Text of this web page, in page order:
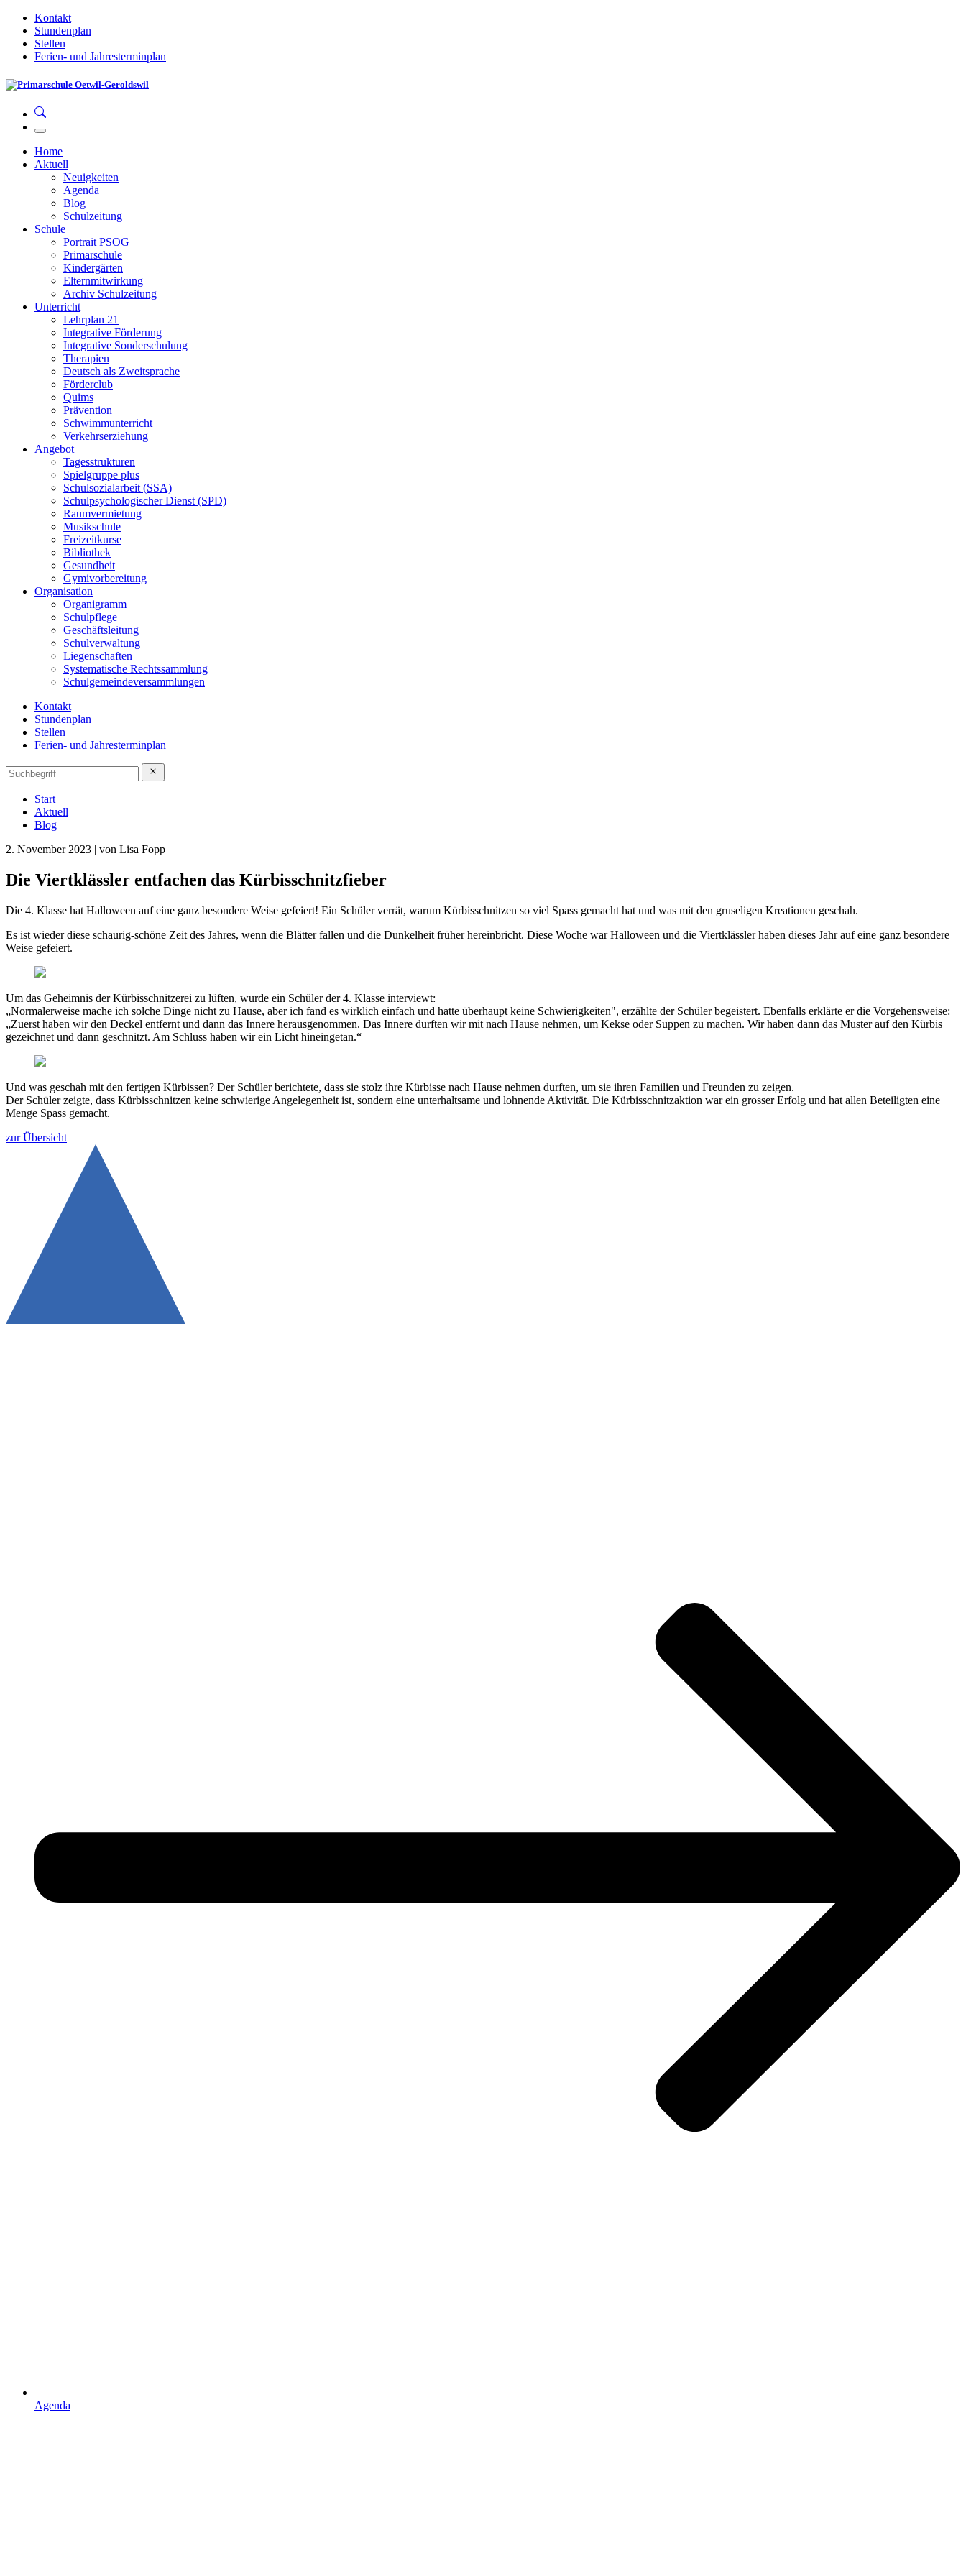
Kontakt
Stundenplan
Stellen
Ferien- und Jahresterminplan
Home
Aktuell
Neuigkeiten
Agenda
Blog
Schulzeitung
Schule
Portrait PSOG
Primarschule
Kindergärten
Elternmitwirkung
Archiv Schulzeitung
Unterricht
Lehrplan 21
Integrative Förderung
Integrative Sonderschulung
Therapien
Deutsch als Zweitsprache
Förderclub
Quims
Prävention
Schwimmunterricht
Verkehrserziehung
Angebot
Tagesstrukturen
Spielgruppe plus
Schulsozialarbeit (SSA)
Schulpsychologischer Dienst (SPD)
Raumvermietung
Musikschule
Freizeitkurse
Bibliothek
Gesundheit
Gymivorbereitung
Organisation
Organigramm
Schulpflege
Geschäftsleitung
Schulverwaltung
Liegenschaften
Systematische Rechtssammlung
Schulgemeindeversammlungen
Kontakt
Stundenplan
Stellen
Ferien- und Jahresterminplan
Start
Aktuell
Blog
2. November 2023 | von Lisa Fopp
Die Viertklässler entfachen das Kürbisschnitzfieber
Die 4. Klasse hat Halloween auf eine ganz besondere Weise gefeiert! Ein Schüler verrät, warum Kürbisschnitzen so viel Spass gemacht hat und was mit den gruseligen Kreationen geschah.
Es ist wieder diese schaurig-schöne Zeit des Jahres, wenn die Blätter fallen und die Dunkelheit früher hereinbricht. Diese Woche war Halloween und die Viertklässler haben dieses Jahr auf eine ganz besondere
Weise gefeiert.
Um das Geheimnis der Kürbisschnitzerei zu lüften, wurde ein Schüler der 4. Klasse interviewt:
„Normalerweise mache ich solche Dinge nicht zu Hause, aber ich fand es wirklich einfach und hatte überhaupt keine Schwierigkeiten", erzählte der Schüler begeistert. Ebenfalls erklärte er die Vorgehensweise:
„Zuerst haben wir den Deckel entfernt und dann das Innere herausgenommen. Das Innere durften wir mit nach Hause nehmen, um Kekse oder Suppen zu machen. Wir haben dann das Muster auf den Kürbis
gezeichnet und dann geschnitzt. Am Schluss haben wir ein Licht hineingetan.“
Und was geschah mit den fertigen Kürbissen? Der Schüler berichtete, dass sie stolz ihre Kürbisse nach Hause nehmen durften, um sie ihren Familien und Freunden zu zeigen.
Der Schüler zeigte, dass Kürbisschnitzen keine schwierige Angelegenheit ist, sondern eine unterhaltsame und lohnende Aktivität. Die Kürbisschnitzaktion war ein grosser Erfolg und hat allen Beteiligten eine
Menge Spass gemacht.
zur Übersicht
Agenda